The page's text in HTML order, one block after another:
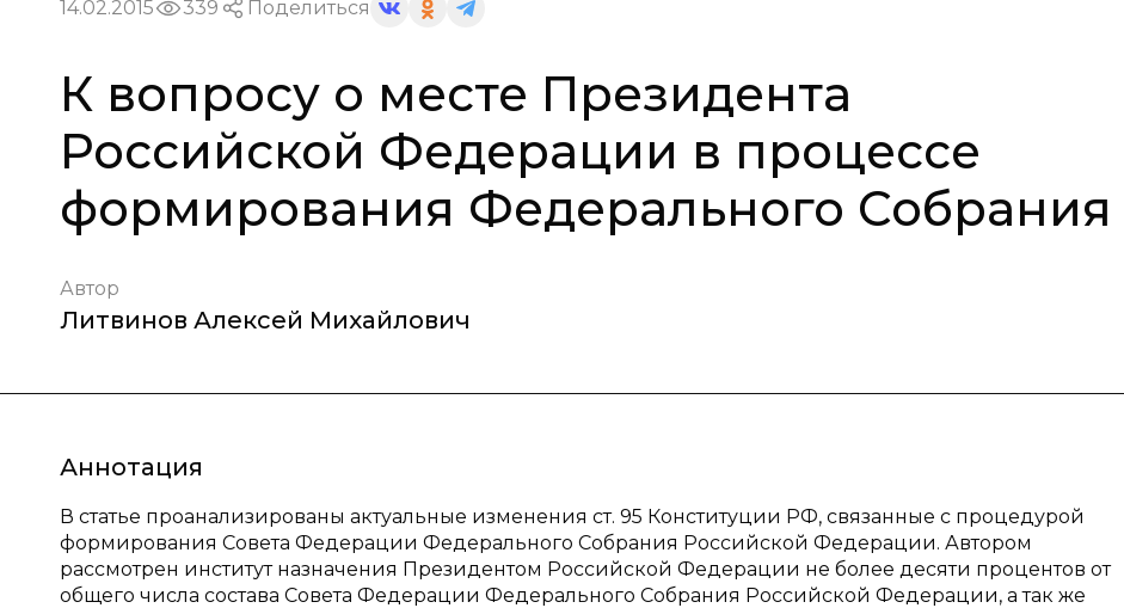
14.02.2015 339 Поделиться
К вопросу о месте Президента
Российской Федерации в процессе
формирования Федерального Собрания
Автор
Литвинов Алексей Михайлович
Аннотация
В статье проанализированы актуальные изменения ст. 95 Конституции РФ, связанные с процедурой
формирования Совета Федерации Федерального Собрания Российской Федерации. Автором
рассмотрен институт назначения Президентом Российской Федерации не более десяти процентов от
общего числа состава Совета Федерации Федерального Собрания Российской Федерации, а так же